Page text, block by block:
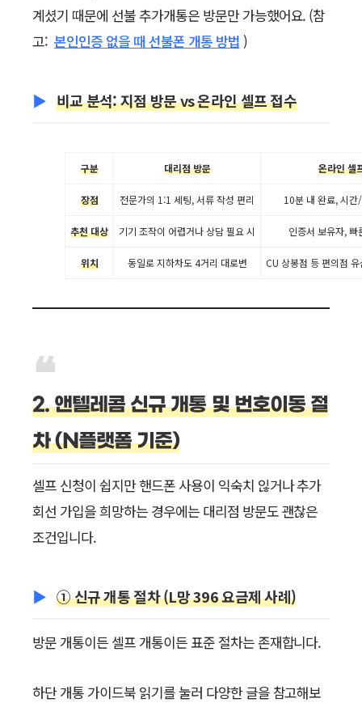
계셨기 때문에 선불 추가개통은 방문만 가능했어요. (참
고: 본인인증 없을 때 선불폰 개통 방법 )
비교 분석: 지점 방문 vs 온라인 셀프 접수
구분 대리점 방문 온라인 셀
장점 전문가의 1:1 세팅, 서류 작성 편리 10분 내 완료, 시
추천 대상 기기 조작이 어렵거나 상담 필요 시 인증서 보유자, 빠
위치 동일로 지하차도 4거리 대로변 CU 상봉점 등 편의점
2. 앤텔레콤 신규 개통 및 번호이동 절
차 (N플랫폼 기준)
셀프 신청이 쉽지만 핸드폰 사용이 익숙치 읺거나 추가
회선 가입을 희망하는 경우에는 대리점 방문도 괜찮은
조건입니다.
① 신규 개통 절차 (L망 396 요금제 사례)
방문 개통이든 셀프 개통이든 표준 절차는 존재합니다.
하단 개통 가이드북 읽기를 눌러 다양한 글을 참고해보